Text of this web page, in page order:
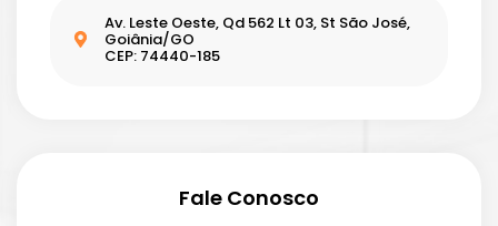
Av. Leste Oeste, Qd 562 Lt 03, St São José,
Goiânia/GO
CEP: 74440-185
Fale Conosco